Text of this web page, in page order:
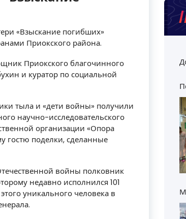
«Взыскание погибших»
Приокского района.
Приокского благочинного
и куратор по социальной
тыла и «дети войны» получили
научно-исследовательского
организации «Опора
гостю поделки, сделанные
войны полковник
недавно исполнился 101
уникального человека в